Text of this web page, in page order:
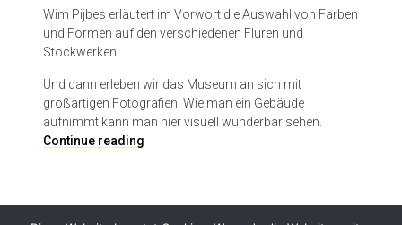
Wim Pijbes erläutert im Vorwort die Auswahl von Farben
und Formen auf den verschiedenen Fluren und
Stockwerken.
Und dann erleben wir das Museum an sich mit
großartigen Fotografien. Wie man ein Gebäude
aufnimmt kann man hier visuell wunderbar sehen.
Continue reading